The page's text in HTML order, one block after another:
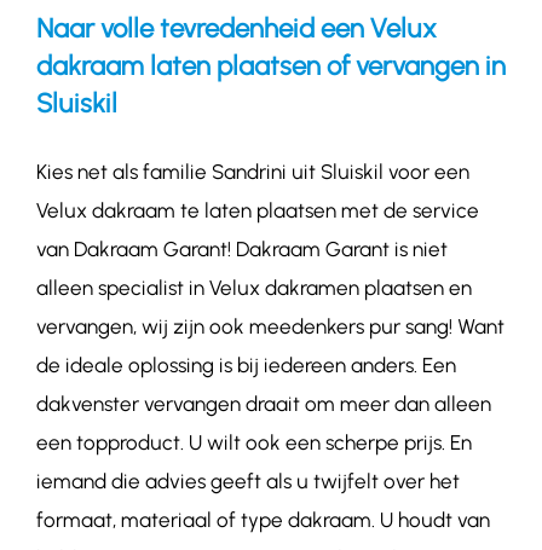
Naar volle tevredenheid een Velux
dakraam laten plaatsen of vervangen in
Sluiskil
Kies net als familie Sandrini uit Sluiskil voor een
Velux dakraam te laten plaatsen met de service
van Dakraam Garant! Dakraam Garant is niet
alleen specialist in Velux dakramen plaatsen en
vervangen, wij zijn ook meedenkers pur sang! Want
de ideale oplossing is bij iedereen anders. Een
dakvenster vervangen draait om meer dan alleen
een topproduct. U wilt ook een scherpe prijs. En
iemand die advies geeft als u twijfelt over het
formaat, materiaal of type dakraam. U houdt van